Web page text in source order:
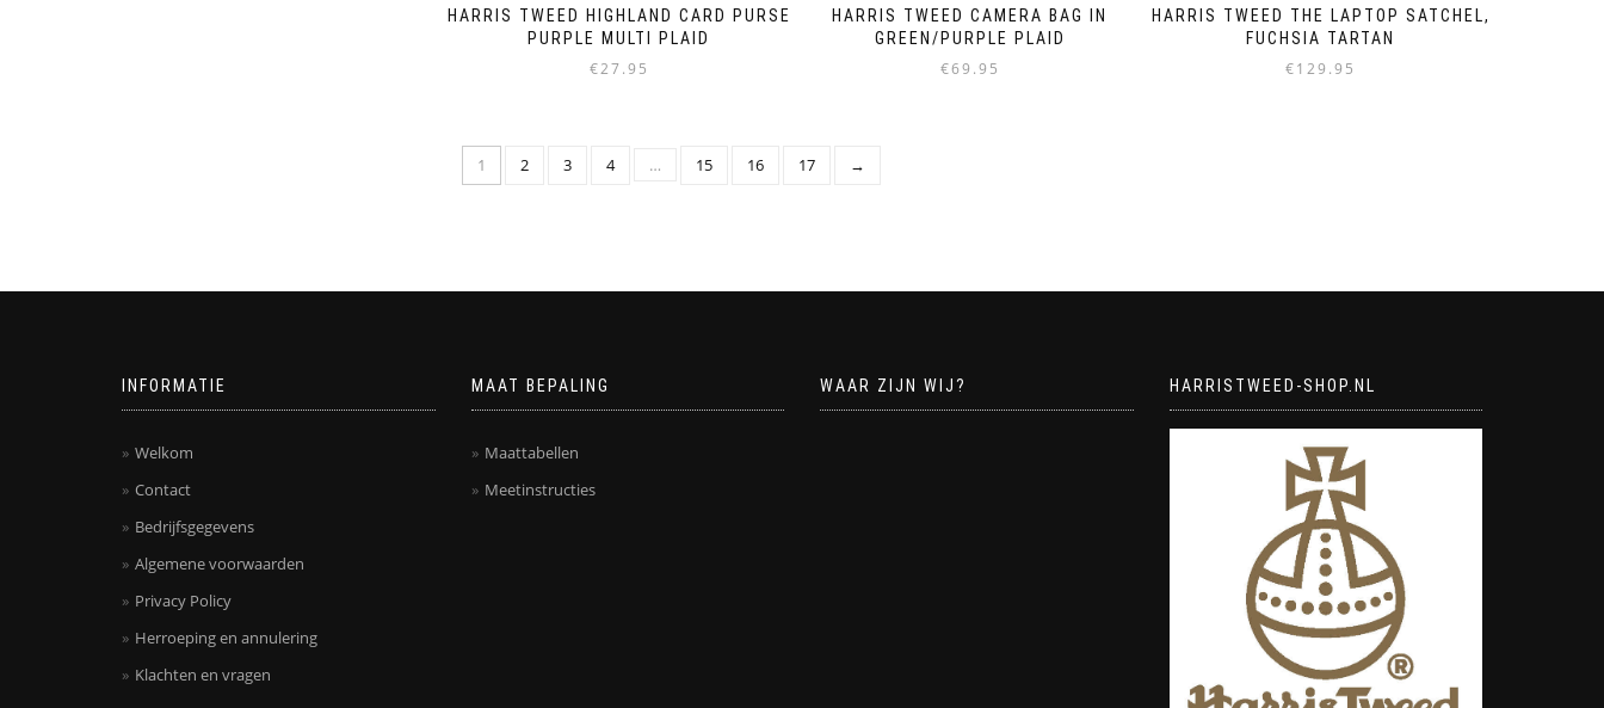
HARRIS TWEED HIGHLAND CARD PURSE
PURPLE MULTI PLAID
€27.95
HARRIS TWEED CAMERA BAG IN
GREEN/PURPLE PLAID
€69.95
HARRIS TWEED THE LAPTOP SATCHEL,
FUCHSIA TARTAN
€129.95
1 2 3 4 … 15 16 17 →
INFORMATIE
Welkom
Contact
Bedrijfsgegevens
Algemene voorwaarden
Privacy Policy
Herroeping en annulering
Klachten en vragen
MAAT BEPALING
Maattabellen
Meetinstructies
WAAR ZIJN WIJ? HARRISTWEED-SHOP.NL